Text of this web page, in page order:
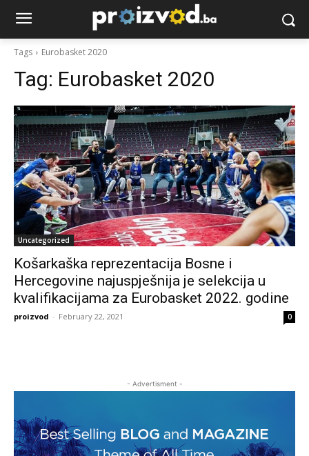
Tags Eurobasket 2020
Tag: Eurobasket 2020
Uncategorized
Košarkaška reprezentacija Bosne i
Hercegovine najuspješnija je selekcija u
kvalifikacijama za Eurobasket 2022. godine
proizvod - February 22, 2021 0
- Advertisment -